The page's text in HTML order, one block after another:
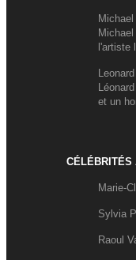
l'artiste
et un
CÉLÉBRITÉS
Marie-
Sylvia
Raoul